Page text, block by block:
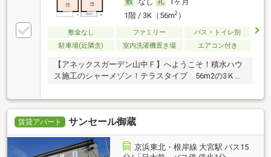
1階 / 3K（56m2）
敷金なし ファミリー
バス・トイレ別
駐車場(近隣含)
室内洗濯機置き場 エアコン付き
【アネックスガーデン山中Ｆ】へようこそ！積水ハウ
ス施工のシャーメゾン！テラスタイプ 56m2の3Ｋ…
賃貸アパート サンセール御蔵
京浜東北・根岸線 大宮駅 バス15